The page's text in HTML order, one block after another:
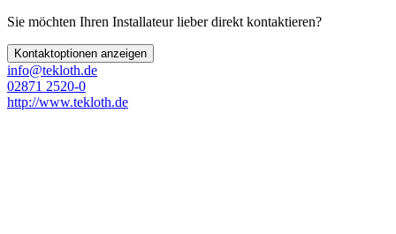
Sie möchten Ihren Installateur lieber direkt kontaktieren?
Kontaktoptionen anzeigen
info@tekloth.de
02871 2520-0
http://www.tekloth.de